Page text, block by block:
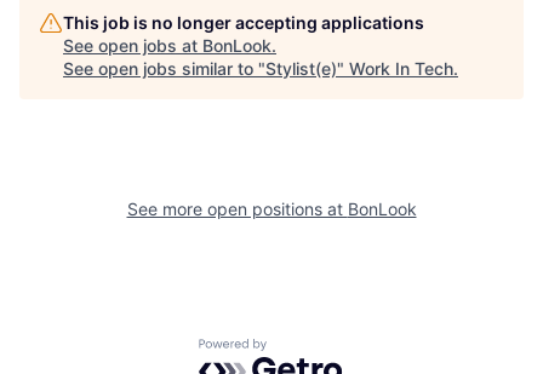
This job is no longer accepting applications
See open jobs at BonLook.
See open jobs similar to "Stylist(e)" Work In Tech.
See more open positions at BonLook
Powered by Getro.com